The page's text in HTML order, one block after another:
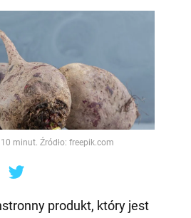
minut. Źródło: freepik.com
produkt, który jest